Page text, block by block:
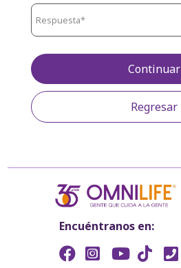
Regresar
Continuar
Encuéntranos en: